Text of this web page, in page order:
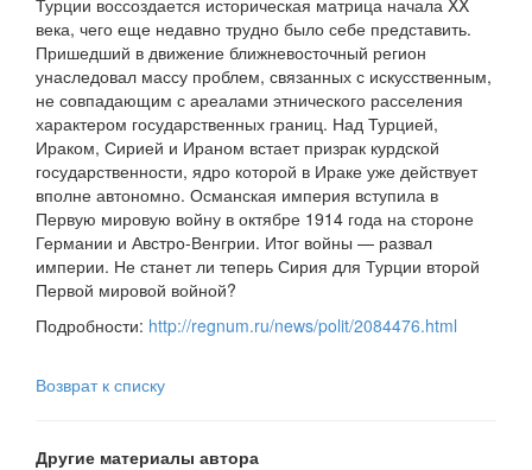
Турции воссоздается историческая матрица начала XX
века, чего еще недавно трудно было себе представить.
Пришедший в движение ближневосточный регион
унаследовал массу проблем, связанных с искусственным,
не совпадающим с ареалами этнического расселения
характером государственных границ. Над Турцией,
Ираком, Сирией и Ираном встает призрак курдской
государственности, ядро которой в Ираке уже действует
вполне автономно. Османская империя вступила в
Первую мировую войну в октябре 1914 года на стороне
Германии и Австро-Венгрии. Итог войны — развал
империи. Не станет ли теперь Сирия для Турции второй
Первой мировой войной?
Подробности: http://regnum.ru/news/polit/2084476.html
Возврат к списку
Другие материалы автора